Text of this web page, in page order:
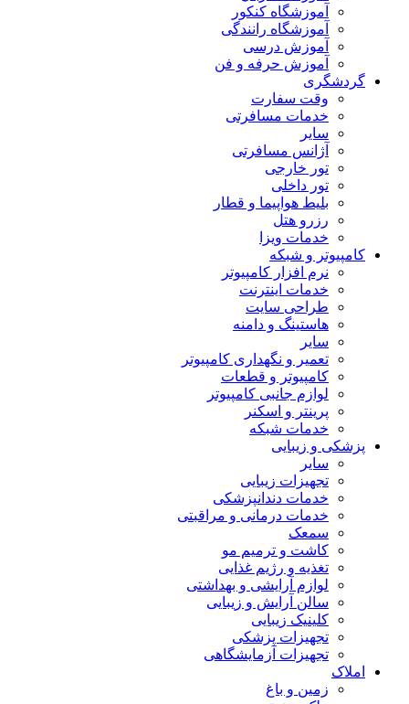
آموزشگاه کنکور
آموزشگاه رانندگی
آموزش درسی
آموزش حرفه و فن
گردشگری
وقت سفارت
خدمات مسافرتی
سایر
آژانس مسافرتی
تور خارجی
تور داخلی
بلیط هواپیما و قطار
رزرو هتل
خدمات ویزا
کامپیوتر و شبکه
نرم افزار کامپیوتر
خدمات اینترنت
طراحی سایت
هاستینگ و دامنه
سایر
تعمیر و نگهداری کامپیوتر
کامپیوتر و قطعات
لوازم جانبی کامپیوتر
پرینتر و اسکنر
خدمات شبکه
پزشکی و زیبایی
سایر
تجهیزات زیبایی
خدمات دندانپزشکی
خدمات درمانی و مراقبتی
سمعک
کاشت و ترمیم مو
تغذیه و رژیم غذایی
لوازم آرایشی و بهداشتی
سالن آرایش و زیبایی
کلینیک زیبایی
تجهیزات پزشکی
تجهیزات آزمایشگاهی
املاک
زمین و باغ